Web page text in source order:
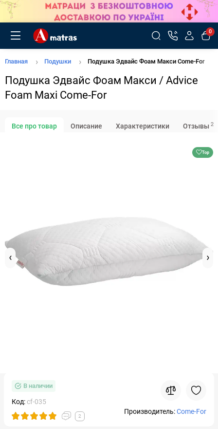
0
Главная Подушки Подушка Эдвайс Фоам Макси Come-For
Подушка Эдвайс Фоам Макси / Advice
Foam Maxi Come-For
Все про товар Описание Характеристики Отзывы 2
Top
В наличии
Код:cf-035
2
Производитель:Come-For